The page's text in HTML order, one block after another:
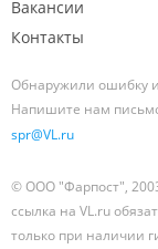
Вакансии
Контакты
Обнаружили ошибку
Напишите нам
spr@VL.ru
© ООО "Фарпост",
ссылка на VL.ru
только при наличии